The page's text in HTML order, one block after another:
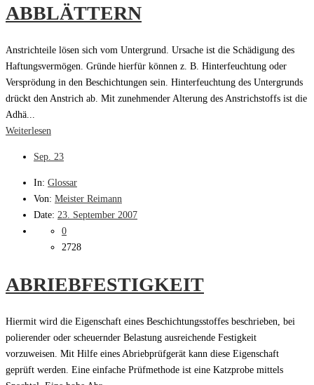
ABBLÄTTERN
Anstrichteile lösen sich vom Untergrund. Ursache ist die Schädigung des
Haftungsvermögen. Gründe hierfür können z. B. Hinterfeuchtung oder
Versprödung in den Beschichtungen sein. Hinterfeuchtung des Untergrunds
drückt den Anstrich ab. Mit zunehmender Alterung des Anstrichstoffs ist die
Adhä...
Weiterlesen
Sep. 23
In: Glossar
Von: Meister Reimann
Date: 23. September 2007
0
2728
ABRIEBFESTIGKEIT
Hiermit wird die Eigenschaft eines Beschichtungsstoffes beschrieben, bei
polierender oder scheuernder Belastung ausreichende Festigkeit
vorzuweisen. Mit Hilfe eines Abriebprüfgerät kann diese Eigenschaft
geprüft werden. Eine einfache Prüfmethode ist eine Katzprobe mittels